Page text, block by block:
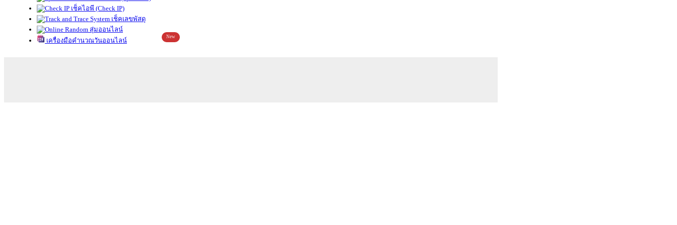
เช็คไอพี (Check IP)
เช็คเลขพัสดุ
สุ่มออนไลน์
เครื่องมือคำนวณวันออนไลน์
New